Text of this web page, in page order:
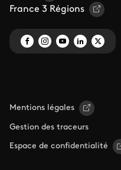
France 3 Régions
Mentions légales
Gestion des traceurs
Espace de confidentialité